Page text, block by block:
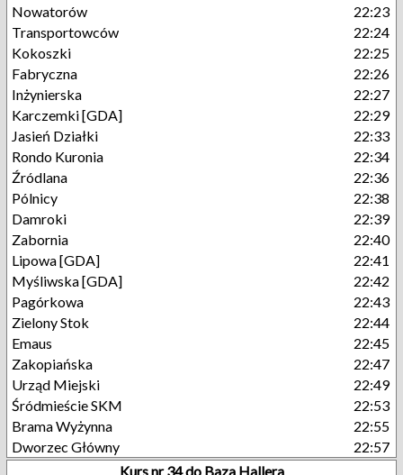
Nowatorów
22:23
Transportowców
22:24
Kokoszki
22:25
Fabryczna
22:26
Inżynierska
22:27
Karczemki [GDA]
22:29
Jasień Działki
22:33
Rondo Kuronia
22:34
Źródlana
22:36
Pólnicy
22:38
Damroki
22:39
Zabornia
22:40
Lipowa [GDA]
22:41
Myśliwska [GDA]
22:42
Pagórkowa
22:43
Zielony Stok
22:44
Emaus
22:45
Zakopiańska
22:47
Urząd Miejski
22:49
Śródmieście SKM
22:53
Brama Wyżynna
22:55
Dworzec Główny
22:57
Kurs nr 34 do Baza Hallera